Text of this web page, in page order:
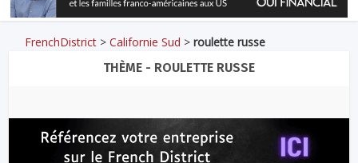
FrenchDistrict >Californie Sud >roulette russe
THÈME - ROULETTE RUSSE